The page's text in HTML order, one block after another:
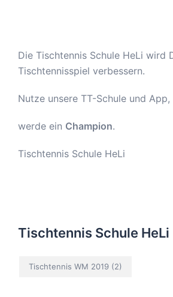
Die Tischtennis Schule HeLi wird
Tischtennisspiel verbessern.
Nutze unsere TT-Schule und App,
werde ein Champion.
Tischtennis Schule HeLi
Tischtennis Schule HeLi
Tischtennis WM 2019 (2)